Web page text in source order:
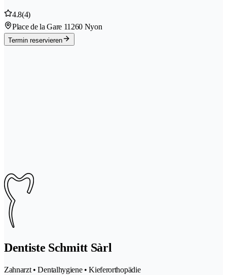
4.8(4)
Place de la Gare 11260 Nyon
Termin reservieren
Dentiste Schmitt Sàrl
Zahnarzt • Dentalhygiene • Kieferorthopädie